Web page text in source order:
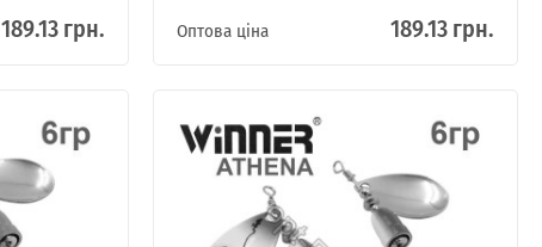
189.13 грн.
Оптова ціна
189.13 грн.